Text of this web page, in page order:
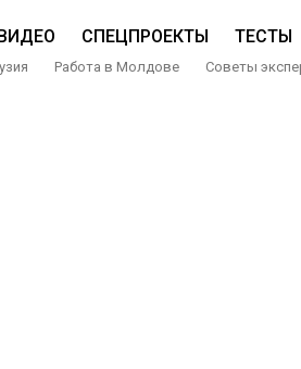
СПЕЦПРОЕКТЫ ТЕСТЫ
Работа в Молдове Советы